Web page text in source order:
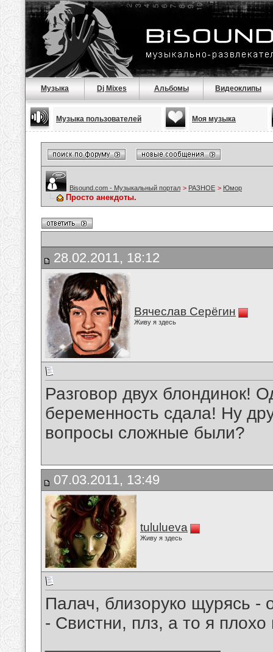
Музыка Dj Mixes Альбомы Видеоклипы
Музыка пользователей Моя музыка
Bisound.com - Музыкальный портал > РАЗНОЕ > Юмор
Просто анекдоты.
28.02.2011, 18:12
Вячеслав Серёгин
Живу я здесь
Разговор двух блондинок!
беременность сдала! Ну
вопросы сложные были?
07.03.2011, 13:49
tululueva
Живу я здесь
Палач, близоруко щурясь -
- Свистни, плз, а то я плохо